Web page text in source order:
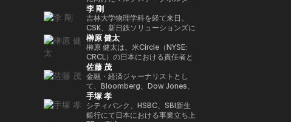
術を、コンシューマー向けエンタ
ーテインメント、AI、そしてマス
アダプション（大衆への普及）が
交差する領域へと位置づけるもの
である。 トークン化されたデジ
タル資産や金融領域においては、
SBIホールディングスとの戦略的
提携を推進。法令に準拠した日本
円ステーブルコインの発行や、ト
ークン化された株式および現実資
産（RWA）に最適化されたブロ
ックチェーンの開発など、革新的
なインフラ整備を進めている。
Investors」の一人に選出されま
した。
ある。
世代の金融イノベーションを創出
することを使命としています。
現在はシンガポールを拠点に
EMURGOを率い、グローバルな
金融バリューチェーンの構築を推
進するとともに、テクノロジーお
よびイノベーション領域への投資
に特化したベンチャーキャピタル
ファンド Taisu Ventures の投資
委員会メンバーも務めています。
職。
のセキュリティレベル向上に貢献
するため、多岐にわたる施策を推
進中。JPCrypto-ISAC 代表理
事、JCBAセキュリティ・システ
ム部会長。東京工業大学大学院卒
業。
連携会合構成員大学卒業後カード
会社に就職。2006年にヤフーに
転職し、メディアや広告領域の事
業戦略策定、決済/銀行サービス
責任者を経験。 ジャパンネット
銀行（現PayPay銀行）に出向
し、商流ファイナンスサービス立
ち上げ、事業統括、マーケティン
グ事業に従事。 また、メガバン
クとヤフーとのデジタルマーケテ
ィング子会社(JV)の取締役を担
当。 その後DeNA、
李 剛
吉林大学物理学科を経て来日。
CSK、新日鉄ソリューションズに
てCiscoネットワークの設計・構
築を担当する。2009年ネットス
ターズを創業、代表取締役社長
CEOに就任。創業当時から国際
通信のゲートウェイ事業に着目
し、決済×テクノロジーの力で市
場の創造と行動の革新に取り組ん
でいる。
榊原 健太
榊原 健太は、米Circle（NYSE:
CRCL）の日本における責任者と
して、日本における事業戦略およ
び市場開発を統括。国内パートナ
ーシップの構築やエコシステム拡
大を推進し、日本の新たな規制枠
組みのもとで初めて認可されたス
テーブルコインであるUSDCの国
佐藤 茂
金融・経済ジャーナリストとし
て、Bloomberg、Dow Jones、
S&P Globalで約18年にわたり、
金融市場およびコモディティ分野
を取材。CoinDesk Japanの創設
手塚 孝
シティバンク、HSBC、SBI新生
銀行にて日本における事業立ち上